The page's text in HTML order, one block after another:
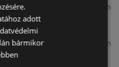
0,27 km
2,55 km
adott
bármikor